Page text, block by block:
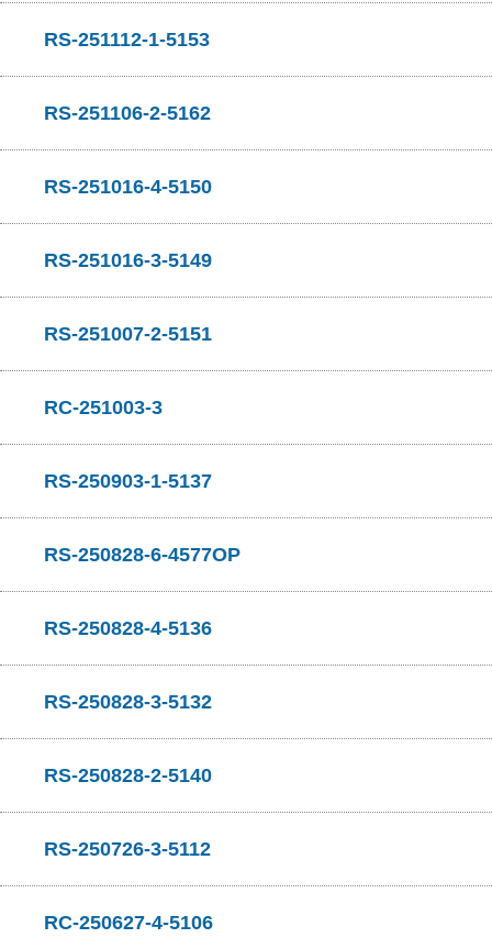
RS-251112-1-5153
RS-251106-2-5162
RS-251016-4-5150
RS-251016-3-5149
RS-251007-2-5151
RC-251003-3
RS-250903-1-5137
RS-250828-6-4577OP
RS-250828-4-5136
RS-250828-3-5132
RS-250828-2-5140
RS-250726-3-5112
RC-250627-4-5106